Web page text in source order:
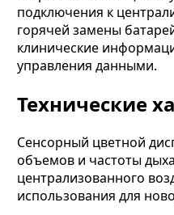
7 августа 2026
УЗИ нерва в разные сроки
картина от отёка до рубца
разные сроки выглядит на
экране по-разному —
настолько,...
Читать
подключения к
горячей замены
клинические
управления данными.
Технические
Сенсорный цветной
объемов и частоты
централизованного
использования для